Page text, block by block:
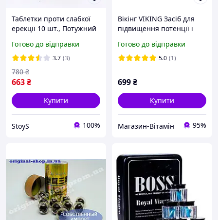
Таблетки проти слабкої
ерекції 10 шт., Потужний
потенції в літньому віці,
Препарати для здоров'я
віагра
Готово до відправки
3.7 (3)
663₴
780 ₴
Купити
StoyS 100%
Вікінг VIKING Засіб для
підвищення потенції і
чоловіків
Готово до відправки
5.0 (1)
699₴
Купити
Магазин-Вітамін 95%